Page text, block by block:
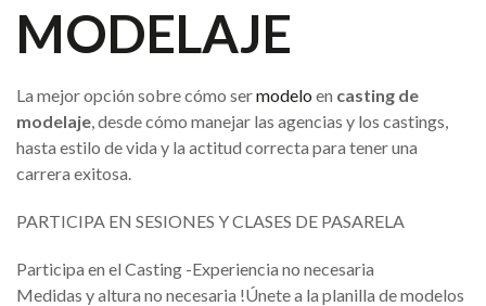
MODELAJE
La mejor opción sobre cómo sermodelo en casting de
modelaje, desde cómo manejar las agencias y los castings,
hasta estilo de vida y la actitud correcta para tener una
carrera exitosa.
PARTICIPA EN SESIONES Y CLASES DE PASARELA
Participa en el Casting -Experiencia no necesaria
Medidas y altura no necesaria !Únete a la planilla de modelos